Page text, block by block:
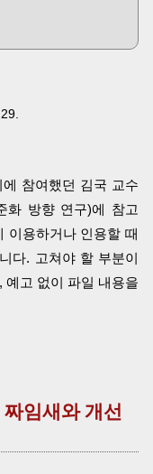
참여했던 김국 교수
화 방향 연구)에 참고
이용하거나 인용할 때
다. 고쳐야 할 부분이
예고 없이 파일 내용을
임새와 개선